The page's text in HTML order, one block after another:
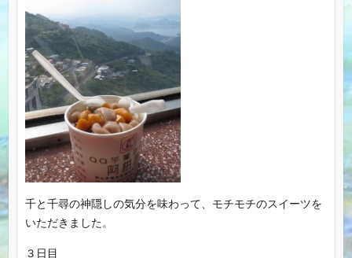
千と千尋の神隠しの気分を味わって、モチモチのスイーツを
いただきました。
３日目